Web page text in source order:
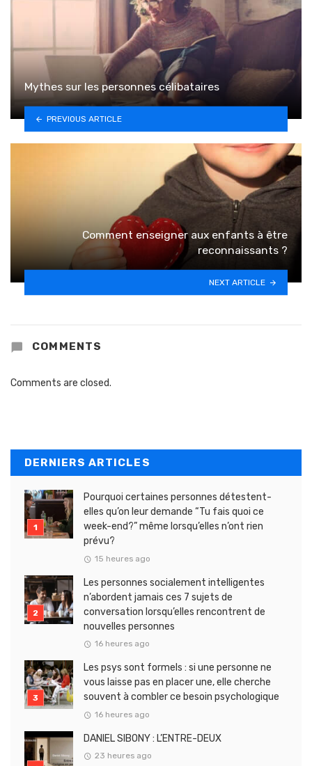
Mythes sur les personnes célibataires
PREVIOUS ARTICLE
Comment enseigner aux enfants à être
reconnaissants ?
NEXT ARTICLE
COMMENTS
Comments are closed.
DERNIERS ARTICLES
Pourquoi certaines personnes détestent-
elles qu’on leur demande “Tu fais quoi ce
week-end?” même lorsqu’elles n’ont rien
prévu?
15 heures ago
Les personnes socialement intelligentes
n’abordent jamais ces 7 sujets de
conversation lorsqu’elles rencontrent de
nouvelles personnes
16 heures ago
Les psys sont formels : si une personne ne
vous laisse pas en placer une, elle cherche
souvent à combler ce besoin psychologique
16 heures ago
DANIEL SIBONY : L’ENTRE-DEUX
23 heures ago